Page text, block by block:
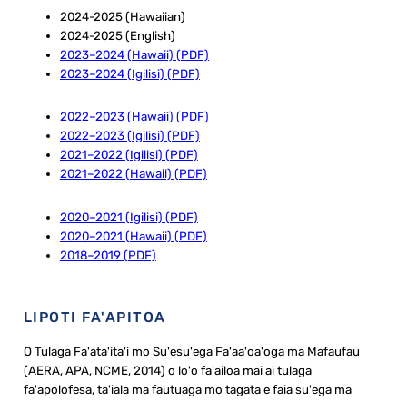
2024-2025 (Hawaiian)
2024-2025 (English)
2023–2024 (Hawaii) (PDF)
2023–2024 (Igilisi) (PDF)
2022–2023 (Hawaii) (PDF)
2022–2023 (Igilisi) (PDF)
2021–2022 (Igilisi) (PDF)
2021–2022 (Hawaii) (PDF)
2020–2021 (Igilisi) (PDF)
2020–2021 (Hawaii) (PDF)
2018–2019 (PDF)
LIPOTI FA'APITOA
O Tulaga Fa'ata'ita'i mo Su'esu'ega Fa'aa'oa'oga ma Mafaufau
(AERA, APA, NCME, 2014) o lo'o fa'ailoa mai ai tulaga
fa'apolofesa, ta'iala ma fautuaga mo tagata e faia su'ega ma